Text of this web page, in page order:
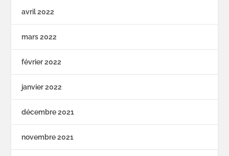
avril 2022
mars 2022
février 2022
janvier 2022
décembre 2021
novembre 2021